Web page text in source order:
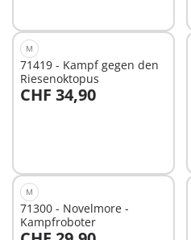
M
71419 - Kampf gegen den
Riesenoktopus
CHF 34,90
In den Warenkorb
M
71300 - Novelmore -
Kampfroboter